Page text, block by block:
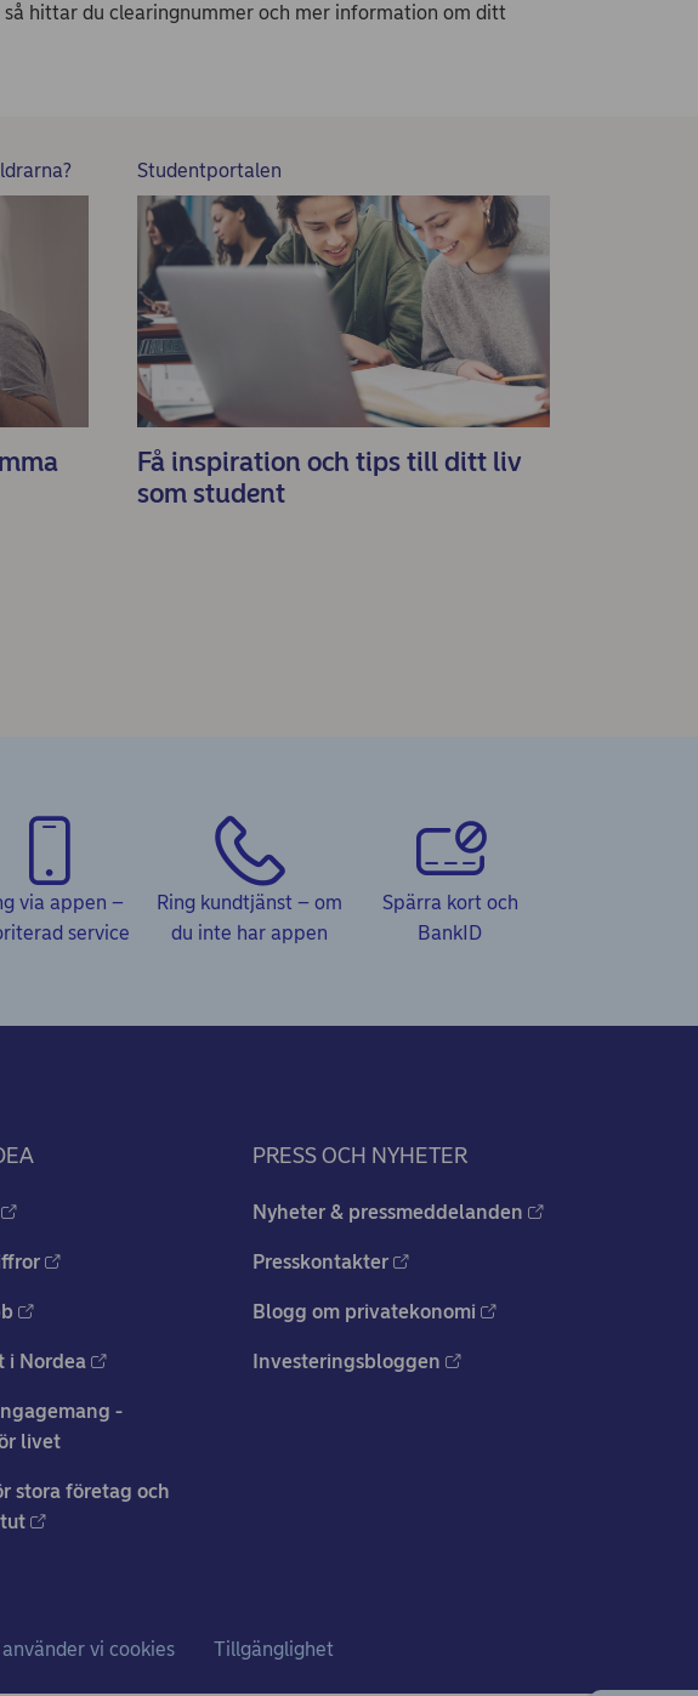
så hittar du clearingnummer och mer information om ditt
Studentportalen
Få inspiration och tips till ditt liv
som student
via appen –
service
Ring kundtjänst – om
du inte har appen
Spärra kort och
BankID
i Nordea
-
livet
stora företag och
PRESS OCH NYHETER
Nyheter & pressmeddelanden
Presskontakter
Blogg om privatekonomi
Investeringsbloggen
använder vi cookies Tillgänglighet